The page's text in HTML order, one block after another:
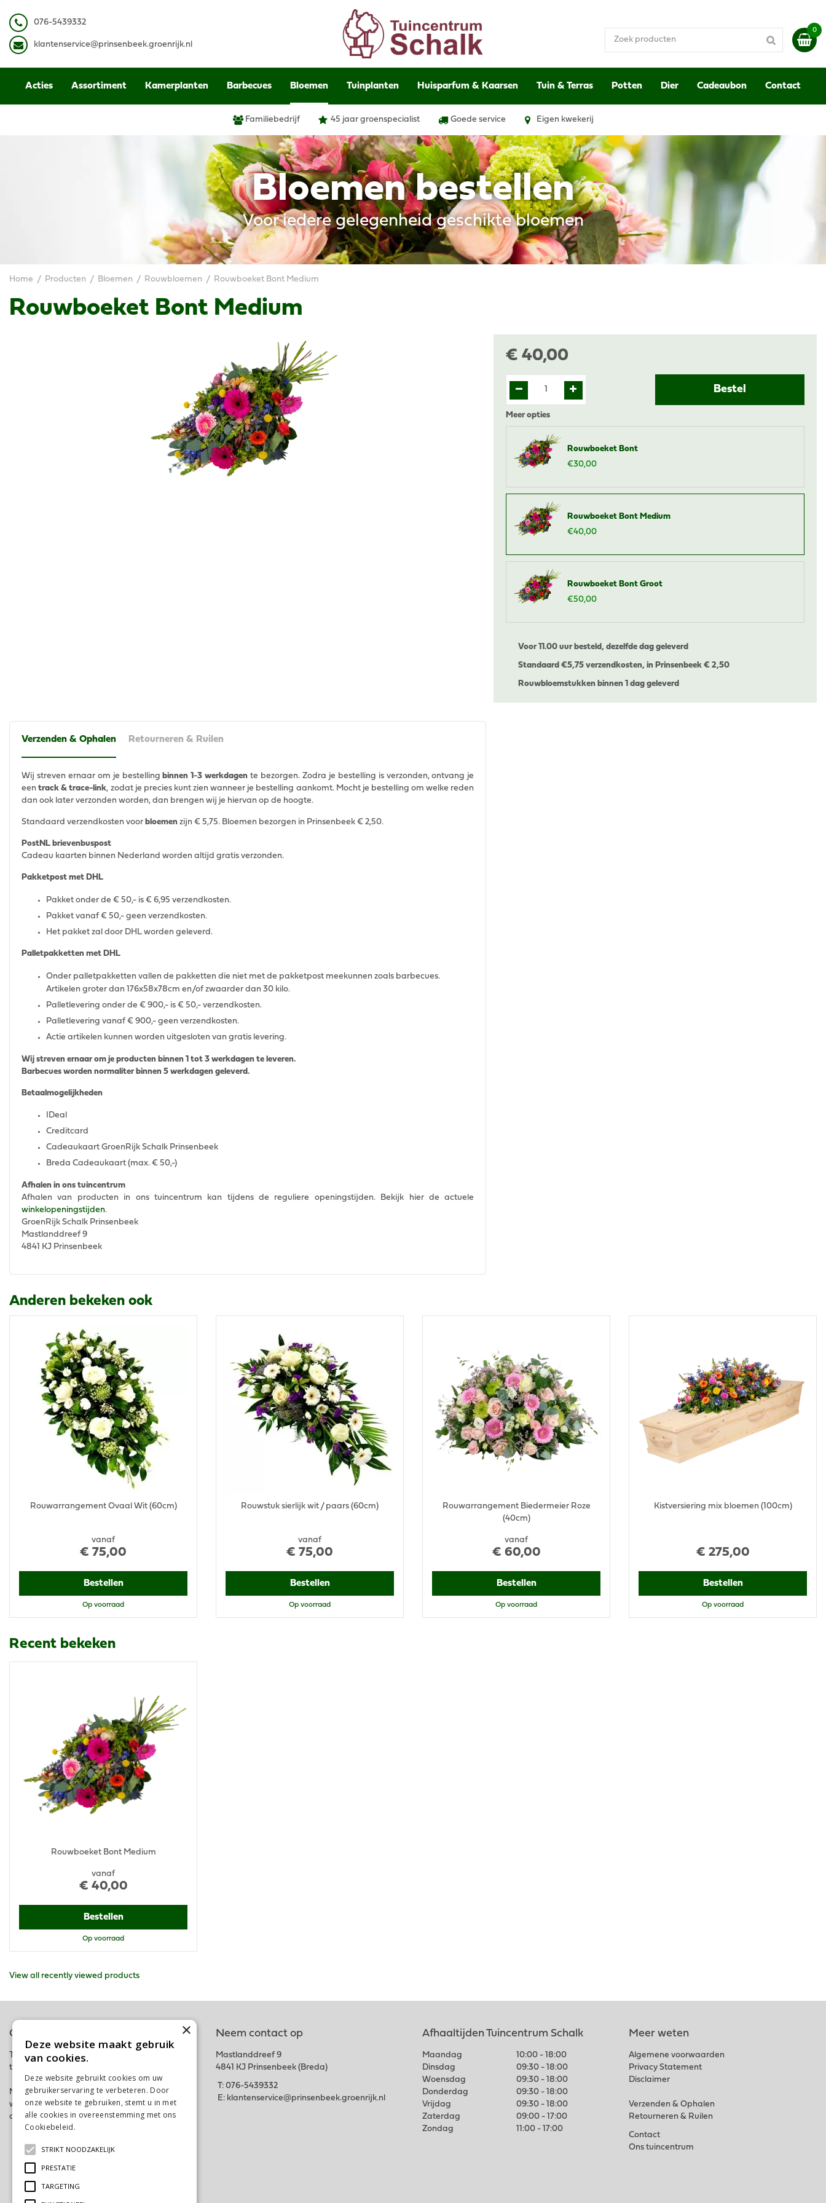
naar
content
Bloemen bestellen
Voor iedere gelegenheid geschikte bloemen
Home Producten Bloemen Rouwbloemen Rouwboeket Bont Medium
076-5439332
k lantenservice@prinsenbeek.groenrijk.nl
Acties Assortiment Kamerplanten Barbecues Bloemen Tuinplanten Huisparfum & Kaarsen Tuin & Terras Potten Dier Cadeaubon Contact
Familiebedrijf 45 jaar groenspecialist Goede service Eigen kwekerij
Rouwboeket Bont Medium
€ 40,00
Meer opties
Rouwboeket Bont
€30,00
Rouwboeket Bont Medium
€40,00
Rouwboeket Bont Groot
€50,00
Voor 11.00 uur besteld, dezelfde dag geleverd
Standaard €5,75 verzendkosten, in Prinsenbeek € 2,50
Rouwbloemstukken binnen 1 dag geleverd
Verzenden & Ophalen Retourneren & Ruilen
Wij streven ernaar om je bestelling binnen 1-3 werkdagen te bezorgen. Zodra je bestelling is verzonden, ontvang je
eentrack & trace-link, zodat je precies kunt zien wanneer je bestelling aankomt. Mocht je bestelling om welke reden
dan ook later verzonden worden, dan brengen wij je hiervan op de hoogte.
Standaard verzendkosten voor bloemen zijn € 5,75. Bloemen bezorgen in Prinsenbeek € 2,50.
PostNL brievenbuspost
Cadeau kaarten binnen Nederland worden altijd gratis verzonden.
Pakketpost met DHL
Pakket onder de € 50,- is € 6,95 verzendkosten.
Pakket vanaf € 50,- geen verzendkosten.
Het pakket zal door DHL worden geleverd.
Palletpakketten met DHL
Onder palletpakketten vallen de pakketten die niet met de pakketpost meekunnen zoals barbecues.
Artikelen groter dan 176x58x78cm en/of zwaarder dan 30 kilo.
Palletlevering onder de € 900,- is € 50,- verzendkosten.
Palletlevering vanaf € 900,- geen verzendkosten.
Actie artikelen kunnen worden uitgesloten van gratis levering.
Wij streven ernaar om je producten binnen 1 tot 3 werkdagen te leveren.
Barbecues worden normaliter binnen 5 werkdagen geleverd.
Betaalmogelijkheden
IDeal
Creditcard
Cadeaukaart GroenRijk Schalk Prinsenbeek
Breda Cadeaukaart (max. € 50,-)
Afhalen in ons tuincentrum
Afhalen van producten in ons tuincentrum kan tijdens de reguliere openingstijden. Bekijk hier de actuele
winkelopeningstijden.
GroenRijk Schalk Prinsenbeek
Mastlanddreef 9
4841 KJ Prinsenbeek
Anderen bekeken ook
vanaf
€ 75,00
Rouwarrangement Ovaal Wit (60cm)
Bestellen
Op voorraad
vanaf
€ 75,00
Rouwstuk sierlijk wit / paars (60cm)
Bestellen
Op voorraad
vanaf
€ 60,00
Rouwarrangement Biedermeier Roze
(40cm)
Bestellen
Op voorraad
€ 275,00
Kistversiering mix bloemen (100cm)
Bestellen
Op voorraad
Recent bekeken
vanaf
€ 40,00
Rouwboeket Bont Medium
Bestellen
Op voorraad
View all recently viewed products
Online tuincentrum
Tuincentrum Schalk is onderdeel van het fysieke
tuincentrum GroenRijk Schalk nabij Breda.
Met deze webshop hopen wij iedereen in zijn
wensen te kunnen voorzien. Bestel gemakkelijk
online of kom langs in ons tuincentrum. Tot snel!
Neem contact op
Mastlanddreef 9
4841 KJ Prinsenbeek (Breda)
T: 076-5439332
E: klantenservice@prinsenbeek.groenrijk.nl
Afhaaltijden Tuincentrum Schalk
Maandag
10:00 - 18:00
Dinsdag
09:30 - 18:00
Woensdag
09:30 - 18:00
Donderdag
09:30 - 18:00
Vrijdag
09:30 - 18:00
Zaterdag
09:00 - 17:00
Zondag
11:00 - 17:00
Meer weten
Algemene voorwaarden
Privacy Statement
Disclaimer
Verzenden & Ophalen
Retourneren & Ruilen
Contact
Ons tuincentrum
×
Deze website maakt gebruik
van cookies.
Deze website gebruikt cookies om uw
gebruikerservaring te verbeteren. Door
onze website te gebruiken, stemt u in met
alle cookies in overeenstemming met ons
Cookiebeleid.
STRIKT NOODZAKELIJK
PRESTATIE
TARGETING